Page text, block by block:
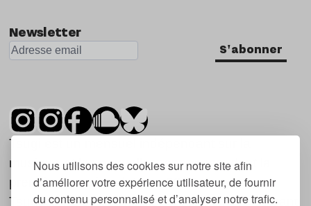
Nous utilisons des cookies sur notre site afin
d’améliorer votre expérience utilisateur, de fournir
du contenu personnalisé et d’analyser notre trafic.
Newsletter
S'abonner
Tsugi est un mensuel indépendant sur la
musique et les nouvelles tendances, dont la
première parution date de 2007.
Tsugi en japonais signifie « prochain », « suivant